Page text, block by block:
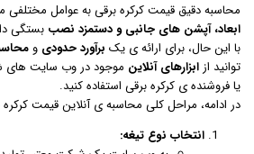
محاسبه دقیق قیمت کرکره برقی به عوامل مختلفی
ابعاد، آپشن های جانبی و دستمزد نصب بستگی
با این حال، برای ارائه ی یک برآورد حدودی و
توانید ازابزارهای آنلاین موجود در وب سایت های
یا فروشنده ی کرکره برقی استفاده کنید.
در ادامه، مراحل کلی محاسبه ی آنلاین قیمت
انتخاب نوع تیغه: